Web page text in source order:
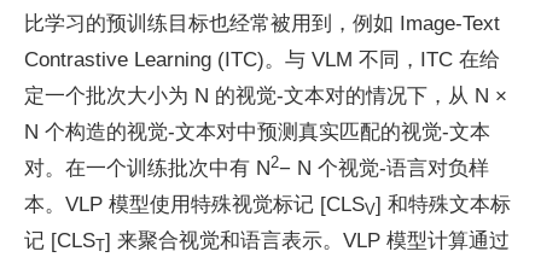
比学习的预训练目标也经常被用到，例如 Image-Text
Contrastive Learning (ITC)。与 VLM 不同，ITC 在给
定一个批次大小为 N 的视觉-文本对的情况下，从 N ×
N 个构造的视觉-文本对中预测真实匹配的视觉-文本
对。在一个训练批次中有 N2− N 个视觉-语言对负样
本。VLP 模型使用特殊视觉标记 [CLSV] 和特殊文本标
记 [CLST] 来聚合视觉和语言表示。VLP 模型计算通过